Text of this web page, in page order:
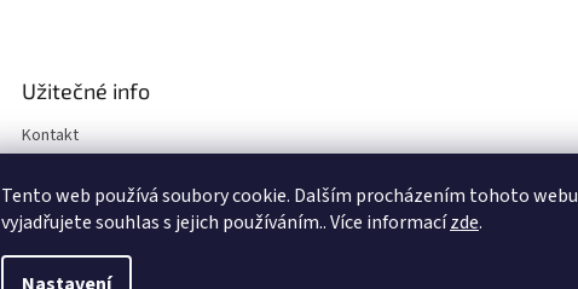
Tento web používá soubory cookie. Dalším procházením tohoto webu
vyjadřujete souhlas s jejich používáním.. Více informacízde.
Užitečné info
Kontakt
Ochrana osobních údajů